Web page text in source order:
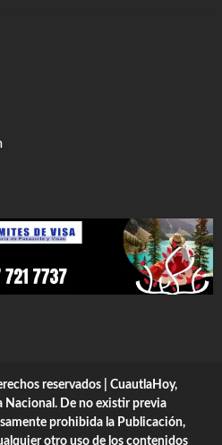
reservados | CuautlaHoy,
Nacional. De no existir previa
prohibida la Publicación,
otro uso de los contenidos